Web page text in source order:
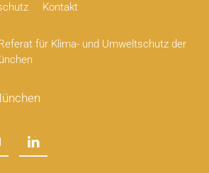
Kontakt
für Klima- und Umweltschutz der